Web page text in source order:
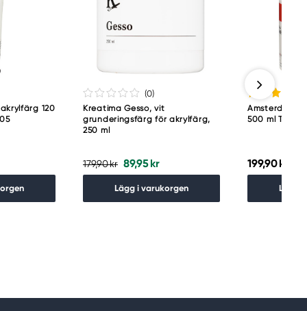
120
(0)
Kreatima Gesso, vit
grunderingsfärg för akrylfärg,
250 ml
179,90 kr 89,95 kr
Lägg i varukorgen
Amsterdam
500 ml
199,90 kr
Lägg i